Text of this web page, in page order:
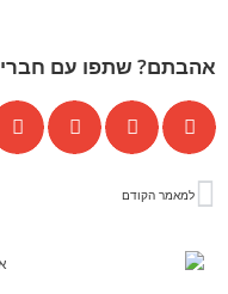
אהבתם? שתפו עם
למאמר הקודם